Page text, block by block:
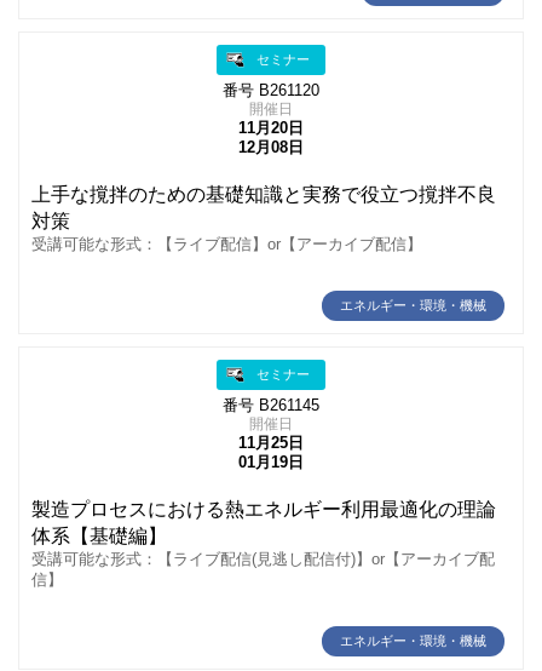
セミナー
番号 B261120
開催日
11月20日
12月08日
上手な撹拌のための基礎知識と実務で役立つ撹拌不良
対策
受講可能な形式：【ライブ配信】or【アーカイブ配信】
エネルギー・環境・機械
セミナー
番号 B261145
開催日
11月25日
01月19日
製造プロセスにおける熱エネルギー利用最適化の理論
体系【基礎編】
受講可能な形式：【ライブ配信(見逃し配信付)】or【アーカイブ配
信】
エネルギー・環境・機械